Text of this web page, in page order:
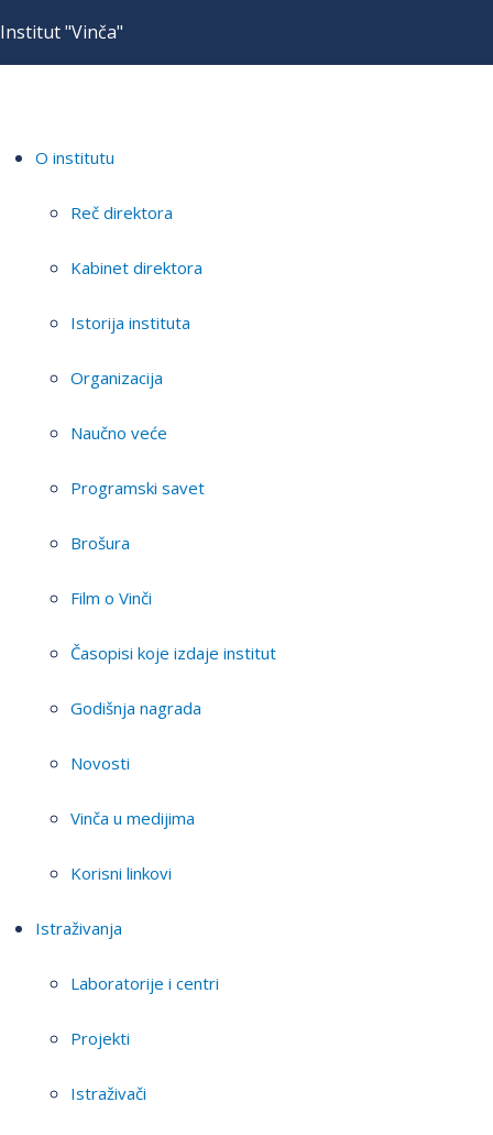
Institut "Vinča"
O institutu
Reč direktora
Kabinet direktora
Istorija instituta
Organizacija
Naučno veće
Programski savet
Brošura
Film o Vinči
Časopisi koje izdaje institut
Godišnja nagrada
Novosti
Vinča u medijima
Korisni linkovi
Istraživanja
Laboratorije i centri
Projekti
Istraživači